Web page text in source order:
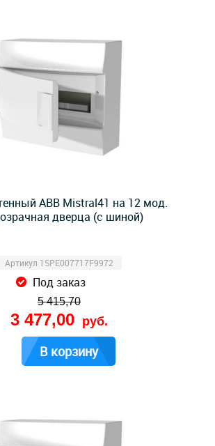
ABB Mistral41 на 12 мод.
дверца (с шиной)
Артикул 1SPE007717F9972
Под заказ
5 415,70
3 477,00 руб.
В корзину